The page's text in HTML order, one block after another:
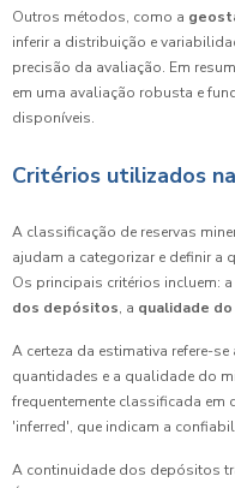
Outros métodos, como a
inferir a distribuição e
precisão da avaliação. Em
em uma avaliação robusta e
disponíveis.
Critérios utilizados
A classificação de reservas
ajudam a categorizar e definir
Os principais critérios incluem: a
dos depósitos, a qualidade do
A certeza da estimativa refere-
quantidades e a qualidade do
frequentemente classificada
'inferred', que indicam a
A continuidade dos depósitos